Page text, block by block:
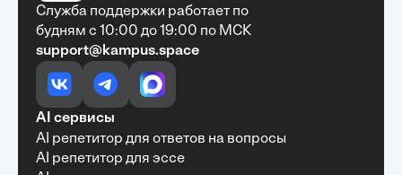
Очень быстро, недорого, качественно,
доступно
Алексей Антонов•27 мая, 2025
Обучение с Кампус Хаб — очень экономит
полезной информации. Рекомендую ...
Служба поддержки работает по
будням с 10:00 до 19:00 по МСК
support@kampus.space
AI сервисы
AI репетитор для ответов на вопросы
AI репетитор для эссе